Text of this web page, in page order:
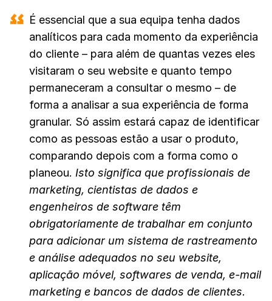
É essencial que a sua equipa tenha dados
analíticos para cada momento da experiência
do cliente – para além de quantas vezes eles
visitaram o seu website e quanto tempo
permaneceram a consultar o mesmo – de
forma a analisar a sua experiência de forma
granular. Só assim estará capaz de identificar
como as pessoas estão a usar o produto,
comparando depois com a forma como o
planeou. Isto significa que profissionais de
marketing, cientistas de dados e
engenheiros de software têm
obrigatoriamente de trabalhar em conjunto
para adicionar um sistema de rastreamento
e análise adequados no seu website,
aplicação móvel, softwares de venda, e-mail
marketing e bancos de dados de clientes.